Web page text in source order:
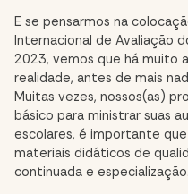
E se pensarmos na
Internacional de Avaliação
2023, vemos que há muito
realidade, antes de mais
Muitas vezes, nossos(as)
básico para ministrar suas
escolares, é importante
materiais didáticos de
continuada e especialização.